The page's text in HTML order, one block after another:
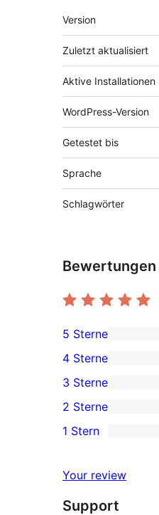
Meta
Version
Zuletzt aktualisiert
Aktive Installationen
WordPress-Version
Getestet bis
Sprache
Schlagwörter
Bewertungen
17 5-
Sterne-
Rezensionen
5 Sterne
1 4-
Sterne-
Rezension
4 Sterne
0 3-
Sterne-
Rezensionen
3 Sterne
0 2-
Sterne-
2 Sterne
0 1-
Rezensionen
1 Stern
Your review
Support